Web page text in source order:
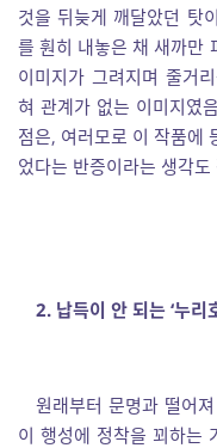
것을 뒤늦게 깨달았던 탓
를 훤히 내놓은 채 새까만
이미지가 그려지며 줄거
혀 관계가 없는 이미지였
점은, 여러모로 이 작품에
었다는 반증이라는 생각
2. 납득이 안 되는 ‘누리
원래부터 문명과 떨어
이 행성에 정착을 꾀하는